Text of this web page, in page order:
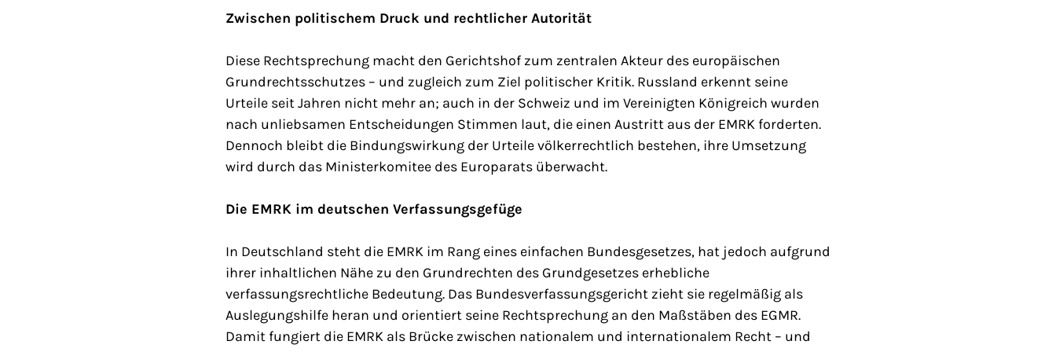
Zwischen politischem Druck und rechtlicher Autorität
Diese Rechtsprechung macht den Gerichtshof zum zentralen Akteur des europäischen
Grundrechtsschutzes – und zugleich zum Ziel politischer Kritik. Russland erkennt seine
Urteile seit Jahren nicht mehr an; auch in der Schweiz und im Vereinigten Königreich wurden
nach unliebsamen Entscheidungen Stimmen laut, die einen Austritt aus der EMRK forderten.
Dennoch bleibt die Bindungswirkung der Urteile völkerrechtlich bestehen, ihre Umsetzung
wird durch das Ministerkomitee des Europarats überwacht.
Die EMRK im deutschen Verfassungsgefüge
In Deutschland steht die EMRK im Rang eines einfachen Bundesgesetzes, hat jedoch aufgrund
ihrer inhaltlichen Nähe zu den Grundrechten des Grundgesetzes erhebliche
verfassungsrechtliche Bedeutung. Das Bundesverfassungsgericht zieht sie regelmäßig als
Auslegungshilfe heran und orientiert seine Rechtsprechung an den Maßstäben des EGMR.
Damit fungiert die EMRK als Brücke zwischen nationalem und internationalem Recht – und